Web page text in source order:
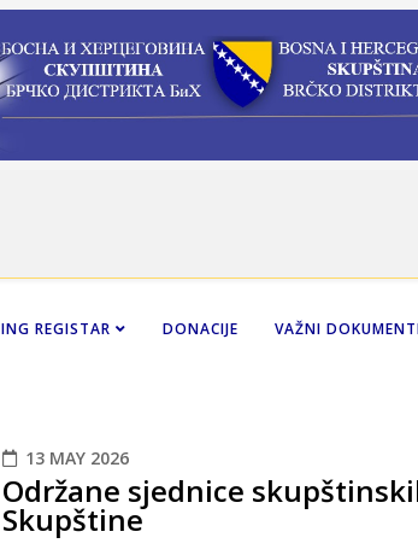
ING REGISTAR DONACIJE VAŽNI
13 MAY 2026
Održane sjednice
Skupštine